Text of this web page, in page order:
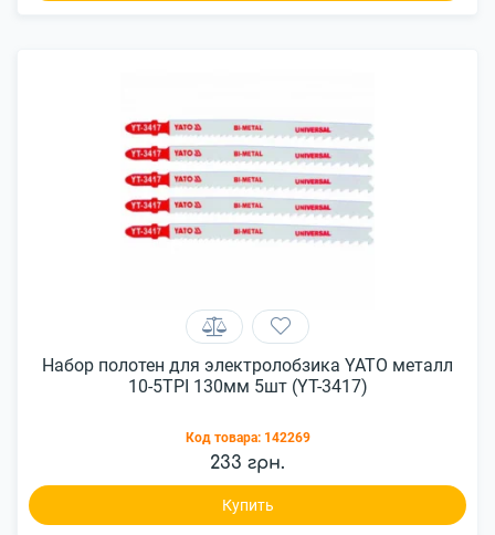
Набор полотен для электролобзика YATO металл
10-5TPI 130мм 5шт (YT-3417)
Код товара: 142269
233 грн.
Купить